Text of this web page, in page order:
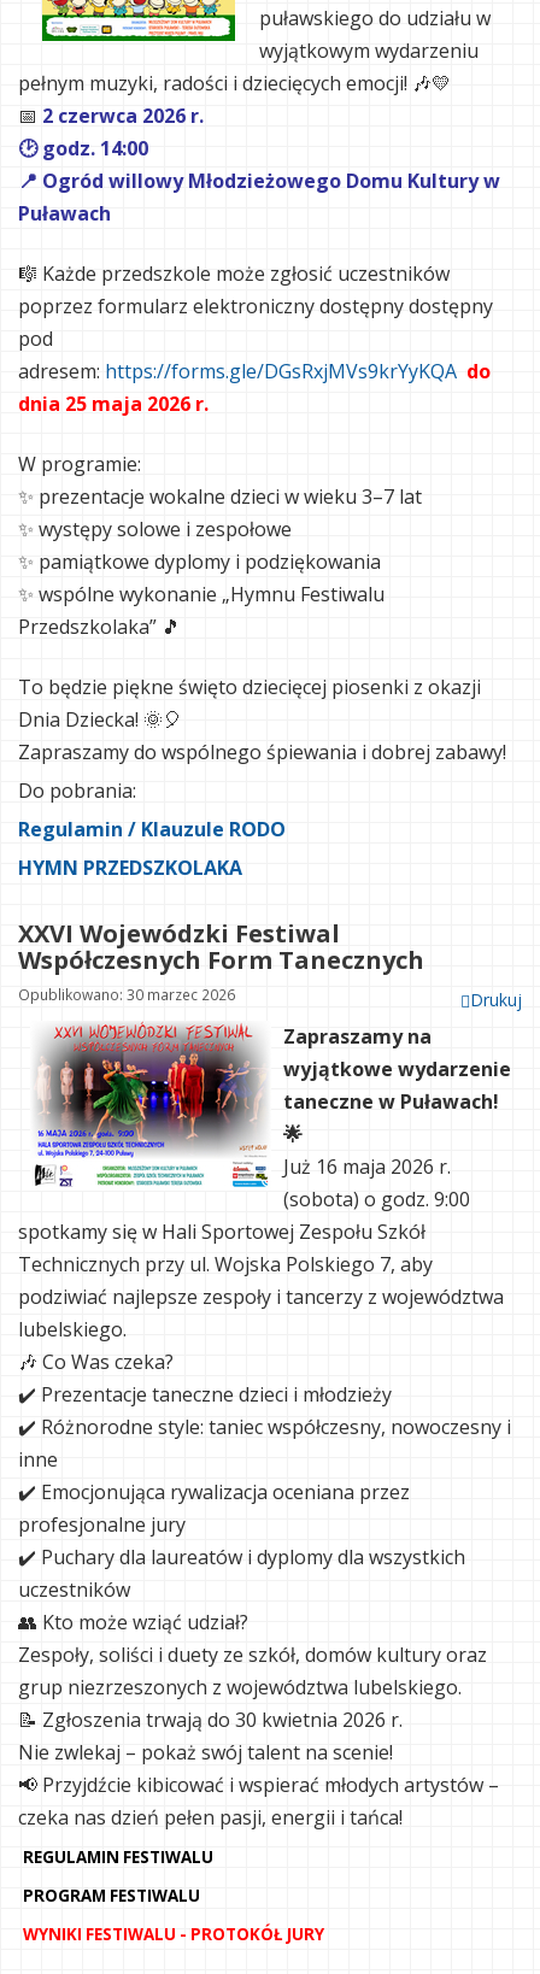
puławskiego do udziału w
wyjątkowym wydarzeniu
pełnym muzyki, radości i dziecięcych emocji! 🎶💛
📅 2 czerwca 2026 r.
🕑 godz. 14:00
📍 Ogród willowy Młodzieżowego Domu Kultury w
Puławach
🎼 Każde przedszkole może zgłosić uczestników
poprzez formularz elektroniczny dostępny dostępny
pod
adresem: https://forms.gle/DGsRxjMVs9krYyKQA do
dnia 25 maja 2026 r.
W programie:
✨ prezentacje wokalne dzieci w wieku 3–7 lat
✨ występy solowe i zespołowe
✨ pamiątkowe dyplomy i podziękowania
✨ wspólne wykonanie „Hymnu Festiwalu
Przedszkolaka” 🎵
To będzie piękne święto dziecięcej piosenki z okazji
Dnia Dziecka! 🌞🎈
Zapraszamy do wspólnego śpiewania i dobrej zabawy!
Do pobrania:
Regulamin / Klauzule RODO
HYMN PRZEDSZKOLAKA
XXVI Wojewódzki Festiwal
Współczesnych Form Tanecznych
Drukuj
Opublikowano: 30 marzec 2026
Zapraszamy na
wyjątkowe wydarzenie
taneczne w Puławach!
🌟
Już 16 maja 2026 r.
(sobota) o godz. 9:00
spotkamy się w Hali Sportowej Zespołu Szkół
Technicznych przy ul. Wojska Polskiego 7, aby
podziwiać najlepsze zespoły i tancerzy z województwa
lubelskiego.
🎶 Co Was czeka?
✔️ Prezentacje taneczne dzieci i młodzieży
✔️ Różnorodne style: taniec współczesny, nowoczesny i
inne
✔️ Emocjonująca rywalizacja oceniana przez
profesjonalne jury
✔️ Puchary dla laureatów i dyplomy dla wszystkich
uczestników
👥 Kto może wziąć udział?
Zespoły, soliści i duety ze szkół, domów kultury oraz
grup niezrzeszonych z województwa lubelskiego.
📝 Zgłoszenia trwają do 30 kwietnia 2026 r.
Nie zwlekaj – pokaż swój talent na scenie!
📢 Przyjdźcie kibicować i wspierać młodych artystów –
czeka nas dzień pełen pasji, energii i tańca!
REGULAMIN FESTIWALU
PROGRAM FESTIWALU
WYNIKI FESTIWALU - PROTOKÓŁ JURY